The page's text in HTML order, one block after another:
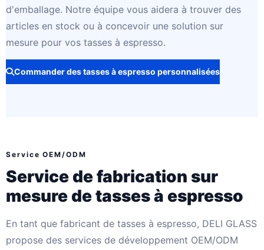
d'emballage. Notre équipe vous aidera à trouver des
articles en stock ou à concevoir une solution sur
mesure pour vos tasses à espresso.
Commander des tasses à espresso personnalisées
Service OEM/ODM
Service de fabrication sur
mesure de tasses à espresso
En tant que fabricant de tasses à espresso, DELI GLASS
propose des services de développement OEM/ODM